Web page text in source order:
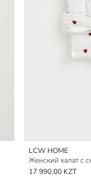
LCW HOME
Женский халат с
17 990,00 KZT